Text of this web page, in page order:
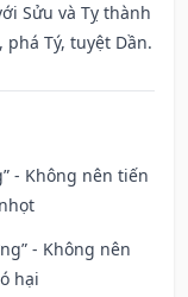
Sửu và Tỵ thành
Tý, tuyệt Dần.
- Không nên tiến
- Không nên
hại